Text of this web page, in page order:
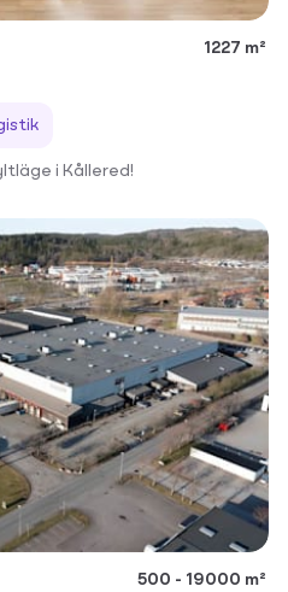
1227 m²
i Kållered!
500 - 19000 m²